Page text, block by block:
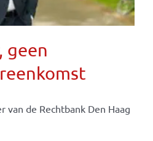
geen
van de Rechtbank Den Haag